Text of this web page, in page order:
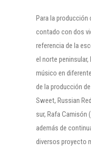
Para la producción
contado con dos
referencia de la
el norte
músico en
de la producción
Sweet, Russian
sur, Rafa Camisón
además de
diversos proyecto